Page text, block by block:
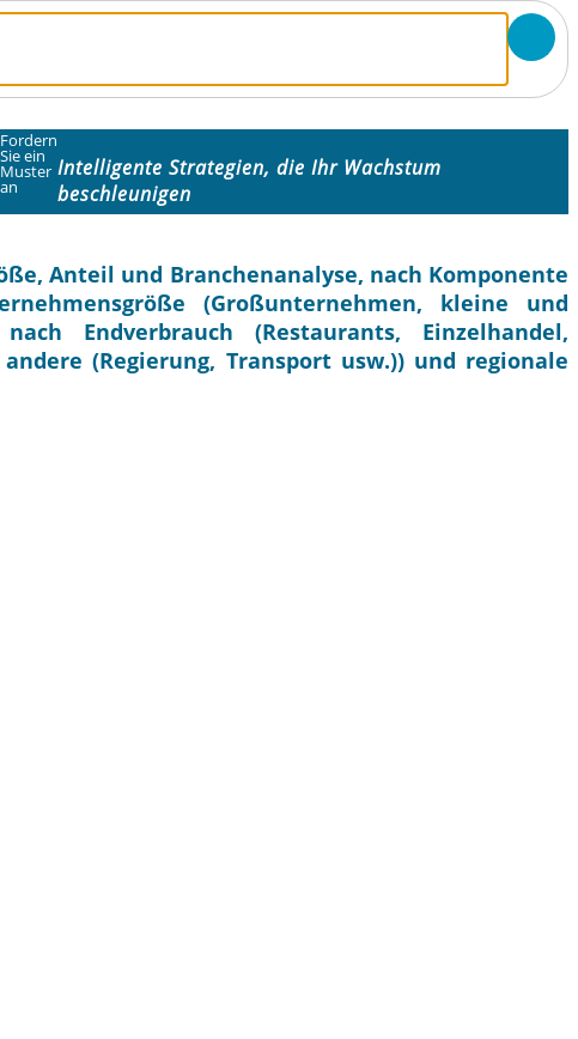
Fordern
Sie ein
Muster
an
Intelligente Strategien, die Ihr Wachstum
beschleunigen
Anteil und Branchenanalyse, nach Komponente
(Großunternehmen, kleine und
Endverbrauch (Restaurants, Einzelhandel,
(Regierung, Transport usw.)) und regionale